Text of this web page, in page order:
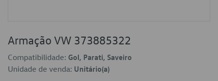
Armação VW 373885322
Compatibilidade: Gol, Parati, Saveiro
Unidade de venda: Unitário(a)